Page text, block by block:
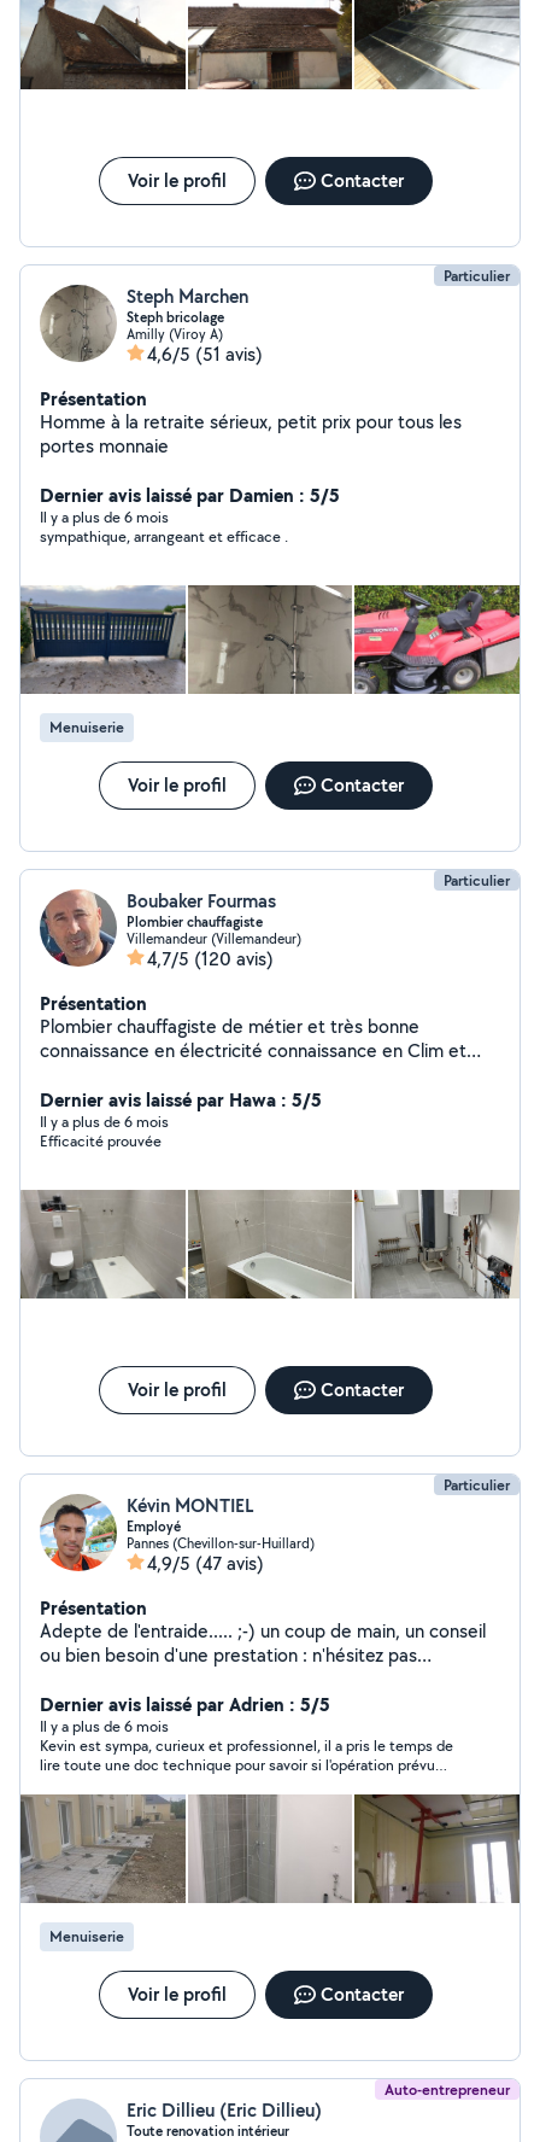
Voir le profil Contacter
Particulier
Steph Marchen
Steph bricolage
Amilly (Viroy A)
4,6/5 (51 avis)
Présentation
Homme à la retraite sérieux, petit prix pour tous les
portes monnaie
Dernier avis laissé par Damien : 5/5
Il y a plus de 6 mois
sympathique, arrangeant et efficace .
Menuiserie
Voir le profil Contacter
Particulier
Boubaker Fourmas
Plombier chauffagiste
Villemandeur (Villemandeur)
4,7/5 (120 avis)
Présentation
Plombier chauffagiste de métier et très bonne
connaissance en électricité connaissance en Clim et
Dernier avis laissé par Hawa : 5/5
Il y a plus de 6 mois
Efficacité prouvée
Voir le profil Contacter
Particulier
Kévin MONTIEL
Employé
Pannes (Chevillon-sur-Huillard)
4,9/5 (47 avis)
Présentation
Adepte de l'entraide..... ;-) un coup de main, un conseil
ou bien besoin d'une prestation : n'hésitez pas
Dernier avis laissé par Adrien : 5/5
Il y a plus de 6 mois
Kevin est sympa, curieux et professionnel, il a pris le temps de
lire toute une doc technique pour savoir si l'opération prévu
Menuiserie
Voir le profil Contacter
Auto-entrepreneur
Eric Dillieu (Eric Dillieu)
Toute renovation intérieur